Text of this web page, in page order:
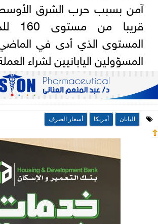
آمن بسبب حرب الشرق
المستوى الذي أدى في
المسؤولين اليابانيين لشراء
اليابان أمريكا أسعار الصرف
⇧